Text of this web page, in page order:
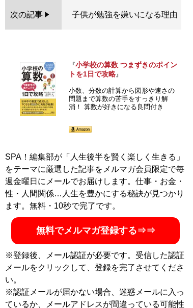
次の記事 子供が勉強を嫌いになる理由
『小学校の算数 つまずきのポイン
トを1日で攻略』
小数、分数の計算から図形や速さの
問題まで算数の苦手をすっきり解
消！ 算数が好きになる良問付き
SPA！編集部が「人生後半を賢く楽しく生きる」
をテーマに厳選した記事をメルマガ会員限定で毎
週金曜日にメールでお届けします。仕事・お金・
性・人間関係…人生を豊かにする秘訣が見つかり
ます。無料・10秒で完了です。
無料でメルマガ登録する⇒⇒
※登録後、メール認証が必要です。受信した認証
メールをクリックして、登録を完了させてくださ
い。
※認証メールが届かない場合、迷惑メールに入っ
ているか、メールアドレスが間違っている可能性